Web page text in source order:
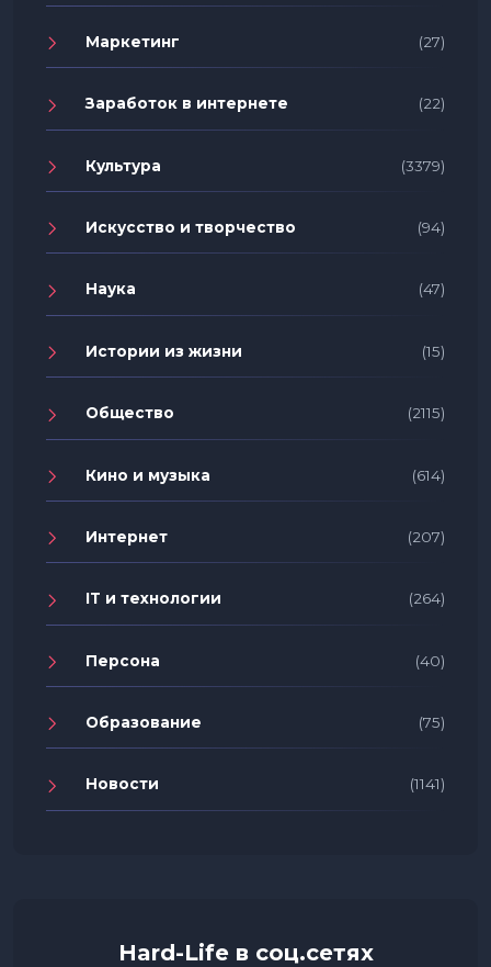
Маркетинг (27)
Заработок в интернете (22)
Культура (3379)
Искусство и творчество (94)
Наука (47)
Истории из жизни (15)
Общество (2115)
Кино и музыка (614)
Интернет (207)
IT и технологии (264)
Персона (40)
Образование (75)
Новости (1141)
Hard-Life в соц.сетях